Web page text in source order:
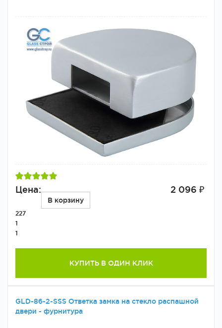
Цена: 2 096 ₽
В корзину
227
1
1
КУПИТЬ В ОДИН КЛИК
GLD-86-2-SSS Ответка замка на стекло распашной
двери - фурнитура